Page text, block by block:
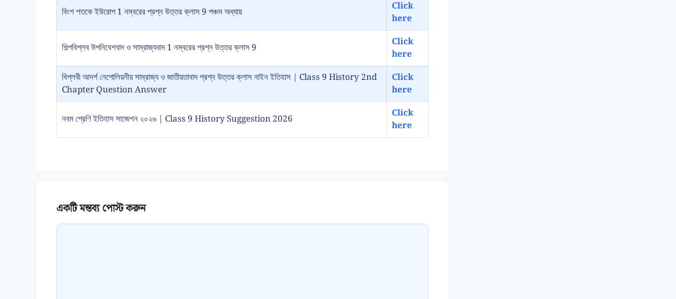
বিংশ শতকে ইউরোপ 1 নম্বরের প্রশ্ন উত্তর ক্লাস 9 পঞ্চম অধ্যায়
Click
here
শিল্পবিপ্লব উপনিবেশবাদ ও সাম্রাজ্যবাদ 1 নম্বরের প্রশ্ন উত্তর ক্লাস 9
Click
here
বিপ্লবী আদর্শ নেপোলিয়নীয় সাম্রাজ্য ও জাতীয়তাবাদ প্রশ্ন উত্তর ক্লাস নাইন ইতিহাস | Class 9 History 2nd
Chapter Question Answer
Click
here
নবম শ্রেণি ইতিহাস সাজেশন ২০২৬ | Class 9 History Suggestion 2026
Click
here
Comment